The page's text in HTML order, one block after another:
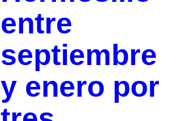
entre
septiembre
y enero por